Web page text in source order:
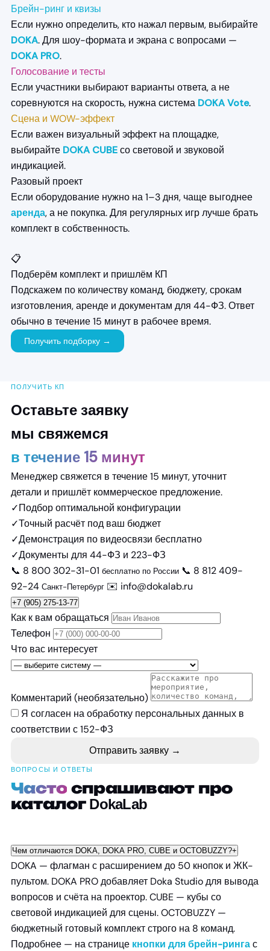
Брейн-ринг и квизы
Если нужно определить, кто нажал первым, выбирайте
DOKA. Для шоу-формата и экрана с вопросами —
DOKA PRO.
Голосование и тесты
Если участники выбирают варианты ответа, а не
соревнуются на скорость, нужна система DOKA Vote.
Сцена и WOW-эффект
Если важен визуальный эффект на площадке,
выбирайте DOKA CUBEсо световой и звуковой
индикацией.
Разовый проект
Если оборудование нужно на 1–3 дня, чаще выгоднее
аренда, а не покупка. Для регулярных игр лучше брать
комплект в собственность.
📋
Подберём комплект и пришлём КП
Подскажем по количеству команд, бюджету, срокам
изготовления, аренде и документам для 44-ФЗ. Ответ
обычно в течение 15 минут в рабочее время.
Получить подборку →
ПОЛУЧИТЬ КП
Оставьте заявку
мы свяжемся
в течение 15 минут
Менеджер свяжется в течение 15 минут, уточнит
детали и пришлёт коммерческое предложение.
✓Подбор оптимальной конфигурации
✓Точный расчёт под ваш бюджет
✓Демонстрация по видеосвязи бесплатно
✓Документы для 44-ФЗ и 223-ФЗ
📞 8 800 302-31-01 бесплатно по России 📞 8 812 409-
92-24 Санкт-Петербург ✉️ info@dokalab.ru
+7 (905) 275-13-77
Как к вам обращаться
Телефон
Что вас интересует
Комментарий (необязательно)
Я согласен наобработку персональных данных в
соответствии с 152-ФЗ
Отправить заявку →
ВОПРОСЫ И ОТВЕТЫ
Часто спрашивают про
каталог DokaLab
Чем отличаются DOKA, DOKA PRO, CUBE и OCTOBUZZY?+
DOKA — флагман с расширением до 50 кнопок и ЖК-
пультом. DOKA PRO добавляет Doka Studio для вывода
вопросов и счёта на проектор. CUBE — кубы со
световой индикацией для сцены. OCTOBUZZY —
бюджетный готовый комплект строго на 8 команд.
Подробнее — на странице кнопки для брейн-рингас